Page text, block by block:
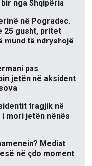
nga Shqipëria
në Pogradec.
25 gusht, pritet
mund të ndryshojë
pas
jetën në aksident
tragjik në
i mori jetën nënës
Mediat
në çdo moment